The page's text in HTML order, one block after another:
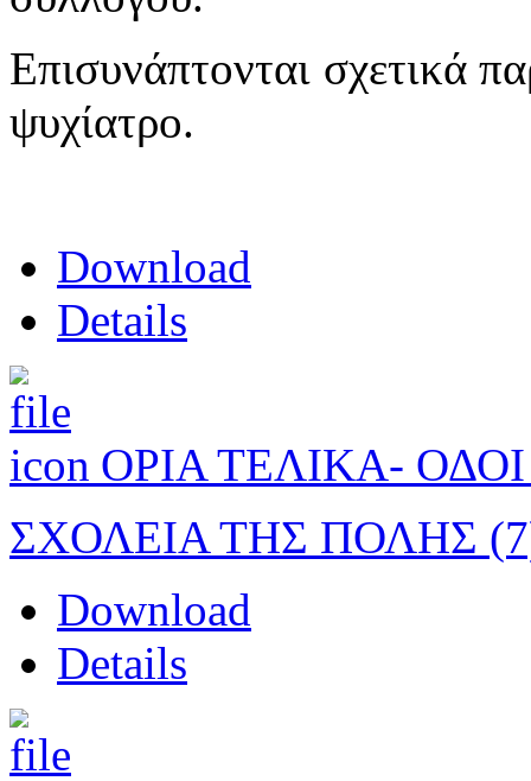
Επισυνάπτονται σχετικά
ψυχίατρο.
Download
Details
ΟΡΙΑ ΤΕΛΙΚΑ-
ΣΧΟΛΕΙΑ ΤΗΣ ΠΟΛΗΣ
Download
Details